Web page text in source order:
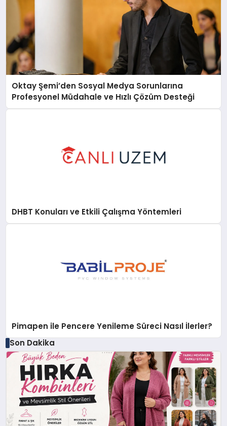
Oktay Şemi’den Sosyal Medya Sorunlarına
Profesyonel Müdahale ve Hızlı Çözüm Desteği
DHBT Konuları ve Etkili Çalışma Yöntemleri
Pimapen ile Pencere Yenileme Süreci Nasıl İlerler?
Son Dakika